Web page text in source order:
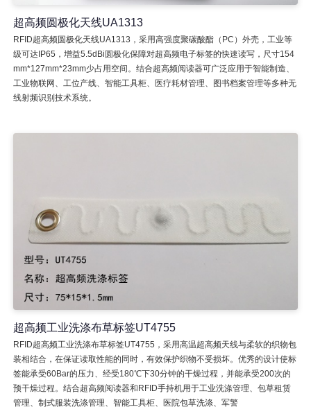
超高频圆极化天线UA1313
RFID超高频圆极化天线UA1313，采用高强度聚碳酸酯（PC）外壳，工业等
级可达IP65，增益5.5dBi圆极化保障对超高频电子标签的快速读写，尺寸154
mm*127mm*23mm少占用空间。结合超高频阅读器可广泛应用于智能制造、
工业物联网、工位产线、智能工具柜、医疗耗材管理、图书档案管理等多种无
线射频识别技术系统。
超高频工业洗涤布草标签UT4755
RFID超高频工业洗涤布草标签UT4755，采用高温超高频天线与柔软的织物包
装相结合，在保证读取性能的同时，有效保护织物不受损坏。优秀的设计使标
签能承受60Bar的压力、经受180℃下30分钟的干燥过程，并能承受200次的
预干燥过程。结合超高频阅读器和RFID手持机用于工业洗涤管理、包草租赁
管理、制式服装洗涤管理、智能工具柜、医院包草洗涤、军警